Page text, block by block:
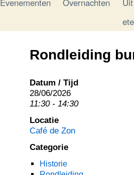
Evenementen Overnachten
Uit
Rondleiding
Datum / Tijd
28/06/2026
11:30 - 14:30
Locatie
Café de Zon
Categorie
Historie